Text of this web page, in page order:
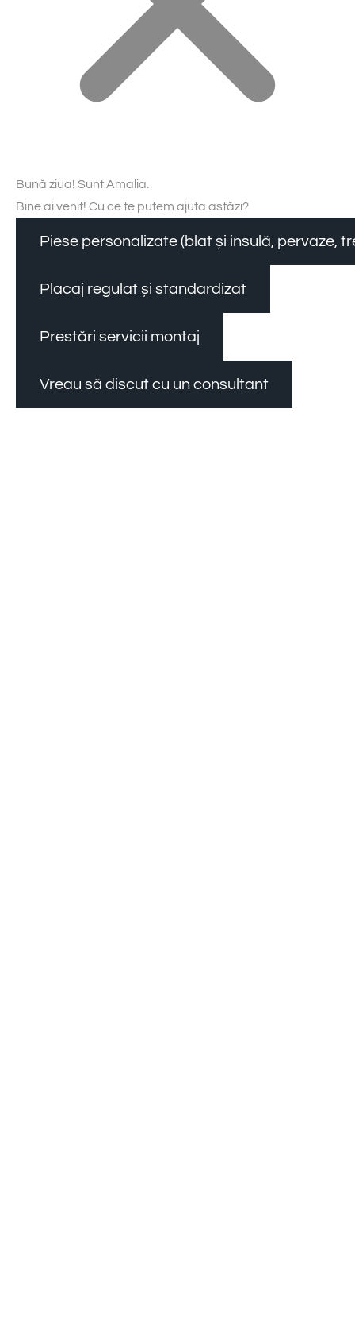
Bună ziua! Sunt Amalia.
Bine ai venit! Cu ce te putem ajuta astăzi?
Piese personalizate (blat și insulă, pervaze,
Placaj regulat și standardizat
Prestări servicii montaj
Vreau să discut cu un consultant